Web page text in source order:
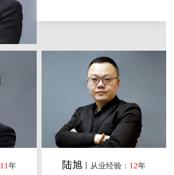
11年
陆旭丨从业经验： 12年